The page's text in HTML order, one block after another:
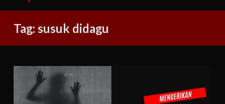
Tag:susuk didagu